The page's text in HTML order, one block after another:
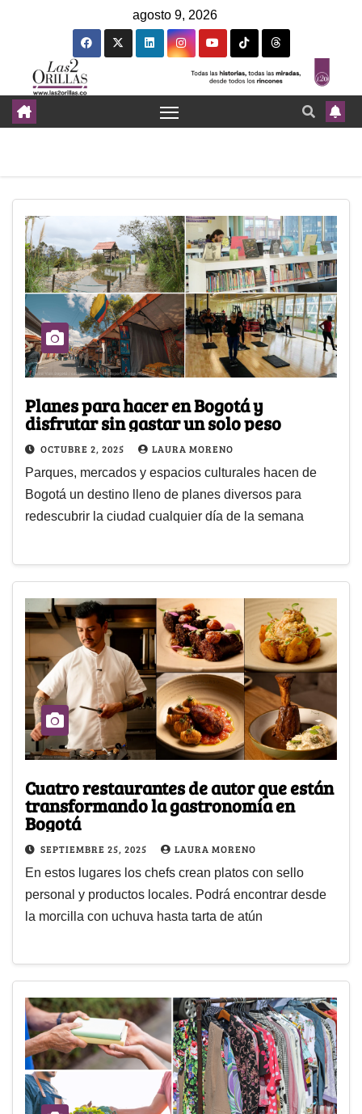
agosto 9, 2026
Planes para hacer en Bogotá y
disfrutar sin gastar un solo peso
OCTUBRE 2, 2025 LAURA MORENO
Parques, mercados y espacios culturales hacen de
Bogotá un destino lleno de planes diversos para
redescubrir la ciudad cualquier día de la semana
Cuatro restaurantes de autor que están
transformando la gastronomía en
Bogotá
SEPTIEMBRE 25, 2025 LAURA MORENO
En estos lugares los chefs crean platos con sello
personal y productos locales. Podrá encontrar desde
la morcilla con uchuva hasta tarta de atún